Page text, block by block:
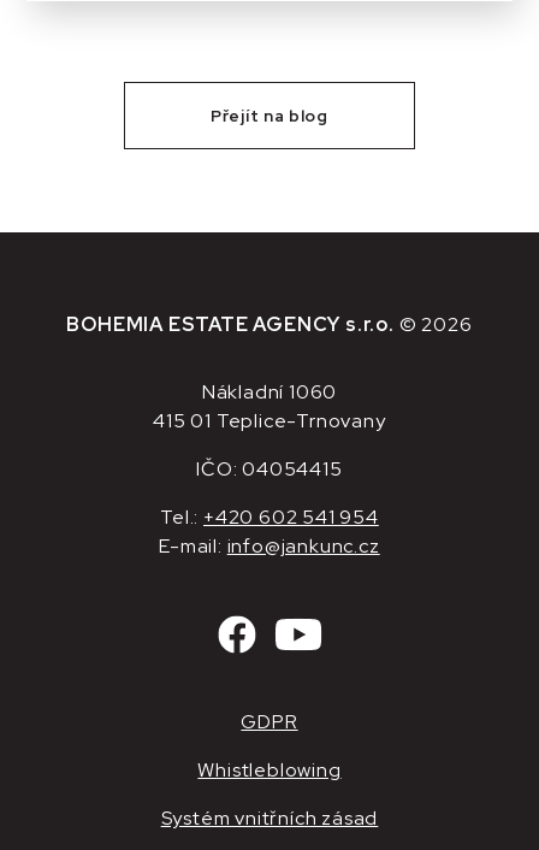
Přejít na blog
BOHEMIA ESTATE AGENCY s.r.o. © 2026
Nákladní 1060
415 01 Teplice-Trnovany
IČO: 04054415
Tel.: +420 602 541 954
E-mail: info@jankunc.cz
GDPR
Whistleblowing
Systém vnitřních zásad